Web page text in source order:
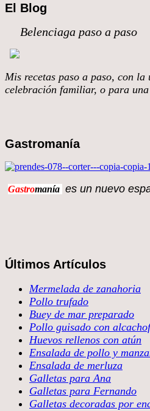
El Blog
Belenciaga paso a paso
Mis recetas paso a paso, con
celebración familiar, o para
Gastromanía
Gastromanía es un
Últimos Artículos
Mermelada de zanahoria
Pollo trufado
Buey de mar preparado
Pollo guisado con
Huevos rellenos con atún
Ensalada de pollo y
Ensalada de merluza
Galletas para Ana
Galletas para Fernando
Galletas decoradas por